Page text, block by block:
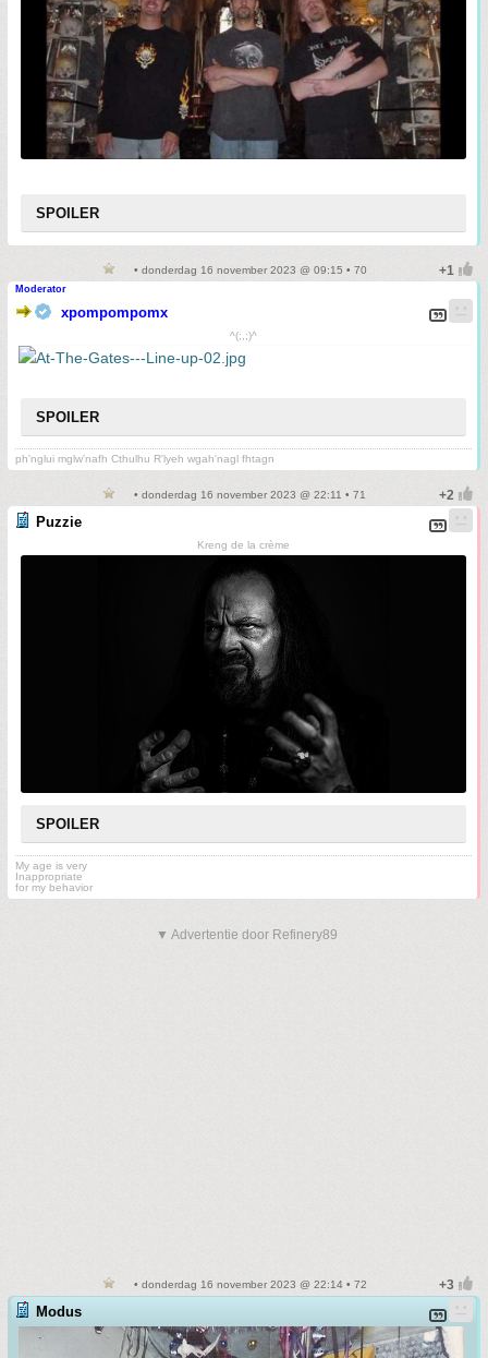
SPOILER
• donderdag 16 november 2023 @ 09:15 • 70
Moderator
xpompompomx
^(;,;)^
SPOILER
ph'nglui mglw'nafh Cthulhu R'lyeh wgah'nagl fhtagn
• donderdag 16 november 2023 @ 22:11 • 71
Puzzie
Kreng de la crème
SPOILER
My age is very
Inappropriate
for my behavior
▼ Advertentie door Refinery89
• donderdag 16 november 2023 @ 22:14 • 72
Modus